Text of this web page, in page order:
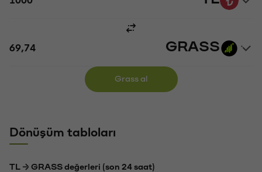
GRASS
Grass al
Dönüşüm tabloları
TL → GRASS değerleri (son 24 saat)